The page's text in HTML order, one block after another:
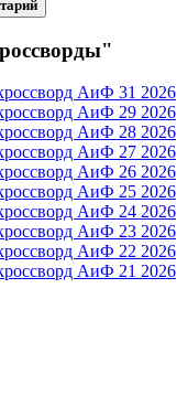
АиФ 31 2026
АиФ 29 2026
АиФ 28 2026
АиФ 27 2026
АиФ 26 2026
АиФ 25 2026
АиФ 24 2026
АиФ 23 2026
АиФ 22 2026
АиФ 21 2026